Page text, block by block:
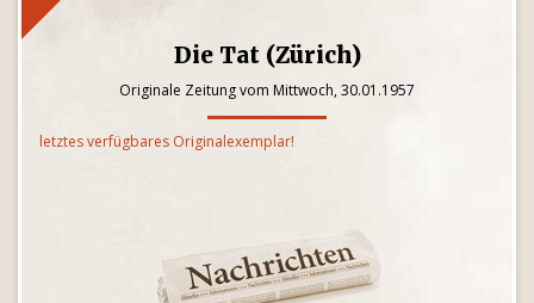
Die Tat (Zürich)
Originale Zeitung vom Mittwoch, 30.01.1957
letztes verfügbares Originalexemplar!